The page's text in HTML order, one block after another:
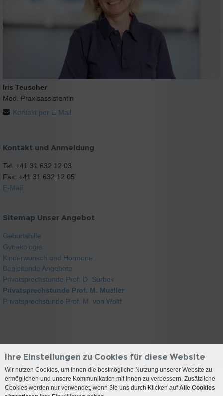
Iris Teuscher
Med. Praxisassistentin
Kontakt per E-Mail
Kontakt und Anmeldung
Tel: +41 31 632 12 03
Fax: +41 31 632 12 05
E-Mail
Sitemap Unser Angebot
Geburtshilfe
Gynäkologie
Kinderwunsch und Hormone
Begleitende Angebote
Privatsprechstunde Prof. D. Surbek
Privatsprechstunde Prof. M. Mueller
Privatsprechstunde Prof. M. von Wolff
Kontakt
Ihre Einstellungen zu Cookies für diese Website
Wir nutzen Cookies, um Ihnen die bestmögliche Nutzung unserer Website zu
ermöglichen und unsere Kommunikation mit Ihnen zu verbessern. Zusätzliche
Cookies werden nur verwendet, wenn Sie uns durch Klicken aufAlle Cookies